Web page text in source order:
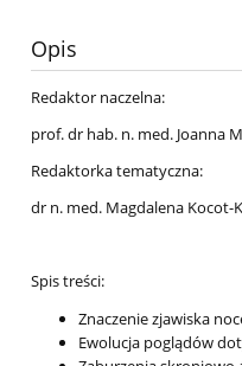
Opis
Redaktor naczelna:
prof. dr hab. n. med. Joanna
Redaktorka tematyczna:
dr n. med. Magdalena Kocot-
Spis treści:
Znaczenie zjawiska
Ewolucja poglądów